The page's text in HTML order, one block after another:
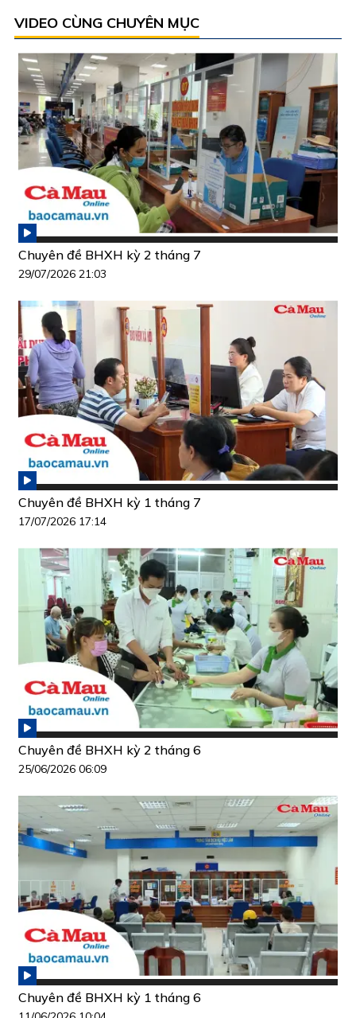
VIDEO CÙNG CHUYÊN MỤC
Chuyên đề BHXH kỳ 2 tháng 7
29/07/2026 21:03
Chuyên đề BHXH kỳ 1 tháng 7
17/07/2026 17:14
Chuyên đề BHXH kỳ 2 tháng 6
25/06/2026 06:09
Chuyên đề BHXH kỳ 1 tháng 6